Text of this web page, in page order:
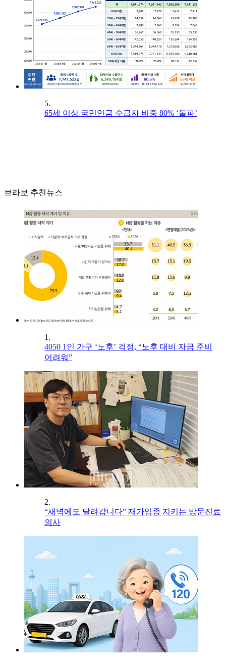
5.
65세 이상 국민연금 수급자 비중 80% ‘돌파’
브라보 추천뉴스
1.
4050 1인 가구 ‘노후’ 걱정, “노후 대비 자금 준비
어려워”
2.
“새벽에도 달려갑니다” 재가임종 지키는 방문진료
의사